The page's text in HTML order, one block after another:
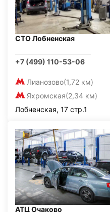
СТО Лобненская
+7 (499) 110-53-06
Лианозово(1,72 км)
Яхромская(2,34 км)
Лобненская, 17 стр.1
АТЦ Очаково